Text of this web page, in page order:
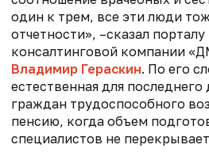
один к трем, все эти люди
отчетности», –сказал
консалтинговой компании
Владимир Гераскин. По его
естественная для последнего
граждан трудоспособного
пенсию, когда объем
специалистов не